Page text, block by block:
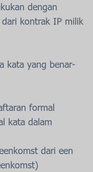
dengan
kontrak IP milik
kata yang benar-
formal
kata dalam
dari een